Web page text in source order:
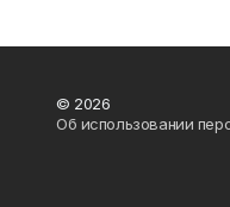
© 2026
Об использовании